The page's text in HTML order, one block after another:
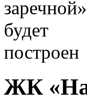
ЖК «На